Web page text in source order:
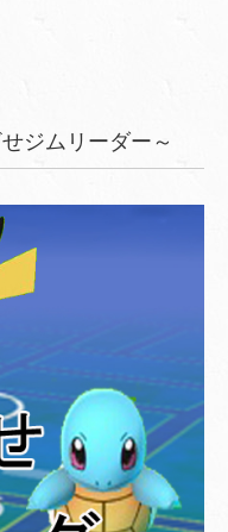
ジムリーダー～